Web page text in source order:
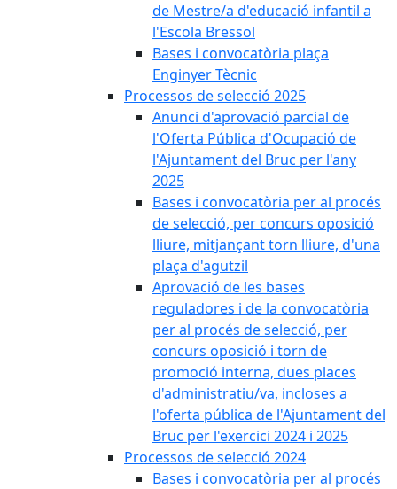
de Mestre/a d'educació infantil a
l'Escola Bressol
Bases i convocatòria plaça
Enginyer Tècnic
Processos de selecció 2025
Anunci d'aprovació parcial de
l'Oferta Pública d'Ocupació de
l'Ajuntament del Bruc per l'any
2025
Bases i convocatòria per al procés
de selecció, per concurs oposició
lliure, mitjançant torn lliure, d'una
plaça d'agutzil
Aprovació de les bases
reguladores i de la convocatòria
per al procés de selecció, per
concurs oposició i torn de
promoció interna, dues places
d'administratiu/va, incloses a
l'oferta pública de l'Ajuntament del
Bruc per l'exercici 2024 i 2025
Processos de selecció 2024
Bases i convocatòria per al procés